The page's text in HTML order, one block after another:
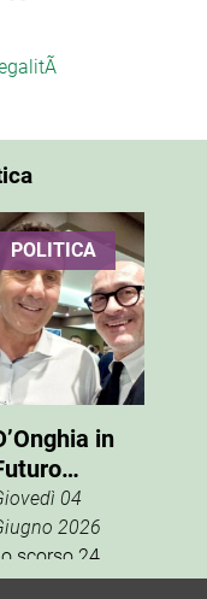
POLITICA
in
è la
destra
04
2026
scorso 24
la